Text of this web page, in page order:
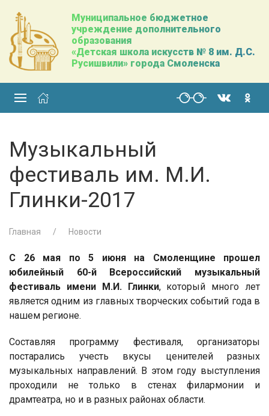
Муниципальное бюджетное
учреждение дополнительного
образования
«Детская школа искусств № 8 им. Д.С.
Русишвили» города Смоленска
Музыкальный
фестиваль им. М.И.
Глинки-2017
Главная Новости
С 26 мая по 5 июня на Смоленщине прошел
юбилейный 60-й Всероссийский музыкальный
фестиваль имени М.И. Глинки, который много лет
является одним из главных творческих событий года в
нашем регионе.
Составляя программу фестиваля, организаторы
постарались учесть вкусы ценителей разных
музыкальных направлений. В этом году выступления
проходили не только в стенах филармонии и
драмтеатра, но и в разных районах области.